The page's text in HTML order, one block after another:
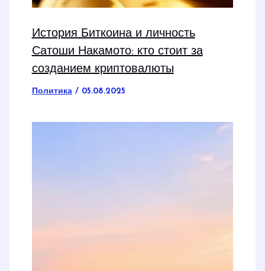
История Биткоина и личность
Сатоши Накамото: кто стоит за
созданием криптовалюты
Политика/ 05.08.2025